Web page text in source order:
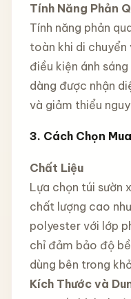
Tính Năng Phản
Tính năng phản
toàn khi di
điều kiện ánh
dàng được nhận
và giảm thiểu
3. Cách Chọn
Chất Liệu
Lựa chọn túi sườn
chất lượng cao
polyester với lớp
chỉ đảm bảo độ
dùng bên trong
Kích Thước và